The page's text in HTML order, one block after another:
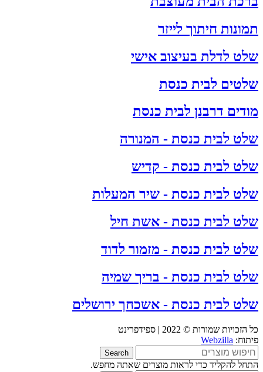
תמונות חיתוך לייזר
שלט לדלת בעיצוב אישי
שלטים לבית כנסת
מודים דרבנן לבית כנסת
שלט לבית כנסת - המנורה
שלט לבית כנסת - קדיש
שלט לבית כנסת - שיר המעלות
שלט לבית כנסת - אשת חיל
שלט לבית כנסת - מזמור לדוד
שלט לבית כנסת - בריך שמיה
שלט לבית כנסת - אשכחך ירושלים
כל הזכויות שמורות © 2022 | ספידפרינט
פיתוח: Webzilla
Search
התחל להקליד כדי לראות מוצרים שאתה מחפש.